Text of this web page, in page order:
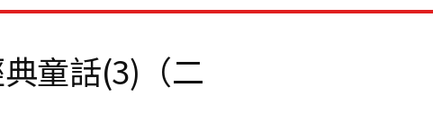
童話(3)（二